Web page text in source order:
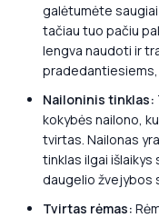
galėtumėte
tačiau tuo pačiu
lengva naudoti ir
Nailoninis tinklas:
kokybės nailono,
tvirtas. Nailonas
tinklas ilgai
daugelio žvejybos
Tvirtas rėmas: